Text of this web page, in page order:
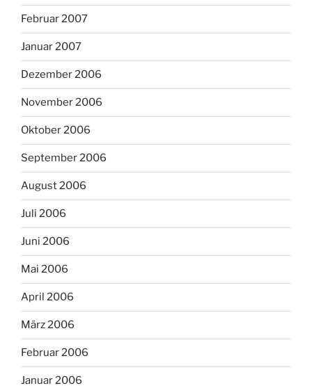
Februar 2007
Januar 2007
Dezember 2006
November 2006
Oktober 2006
September 2006
August 2006
Juli 2006
Juni 2006
Mai 2006
April 2006
März 2006
Februar 2006
Januar 2006